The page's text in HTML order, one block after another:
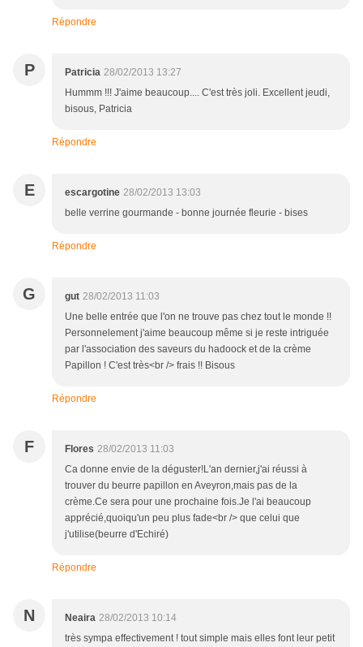
Répondre
P Patricia 28/02/2013 13:27
Hummm !!! J'aime beaucoup.... C'est très joli. Excellent jeudi,
bisous, Patricia
Répondre
E escargotine 28/02/2013 13:03
belle verrine gourmande - bonne journée fleurie - bises
Répondre
G gut 28/02/2013 11:03
Une belle entrée que l'on ne trouve pas chez tout le monde !!
Personnelement j'aime beaucoup même si je reste intriguée
par l'association des saveurs du hadoock et de la crème
Papillon ! C'est très<br /> frais !! Bisous
Répondre
F Flores 28/02/2013 11:03
Ca donne envie de la déguster!L'an dernier,j'ai réussi à
trouver du beurre papillon en Aveyron,mais pas de la
crème.Ce sera pour une prochaine fois.Je l'ai beaucoup
apprécié,quoiqu'un peu plus fade<br /> que celui que
j'utilise(beurre d'Echiré)
Répondre
N Neaira 28/02/2013 10:14
très sympa effectivement ! tout simple mais elles font leur petit